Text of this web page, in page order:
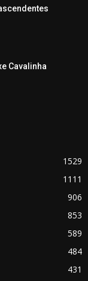
Cavalinha
1529
1111
906
853
589
484
431